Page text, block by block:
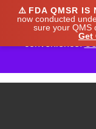
⚠️ FDA QMSR IS
now conducted
sure your QMS
Get
We noticed
our prices to
convenience.